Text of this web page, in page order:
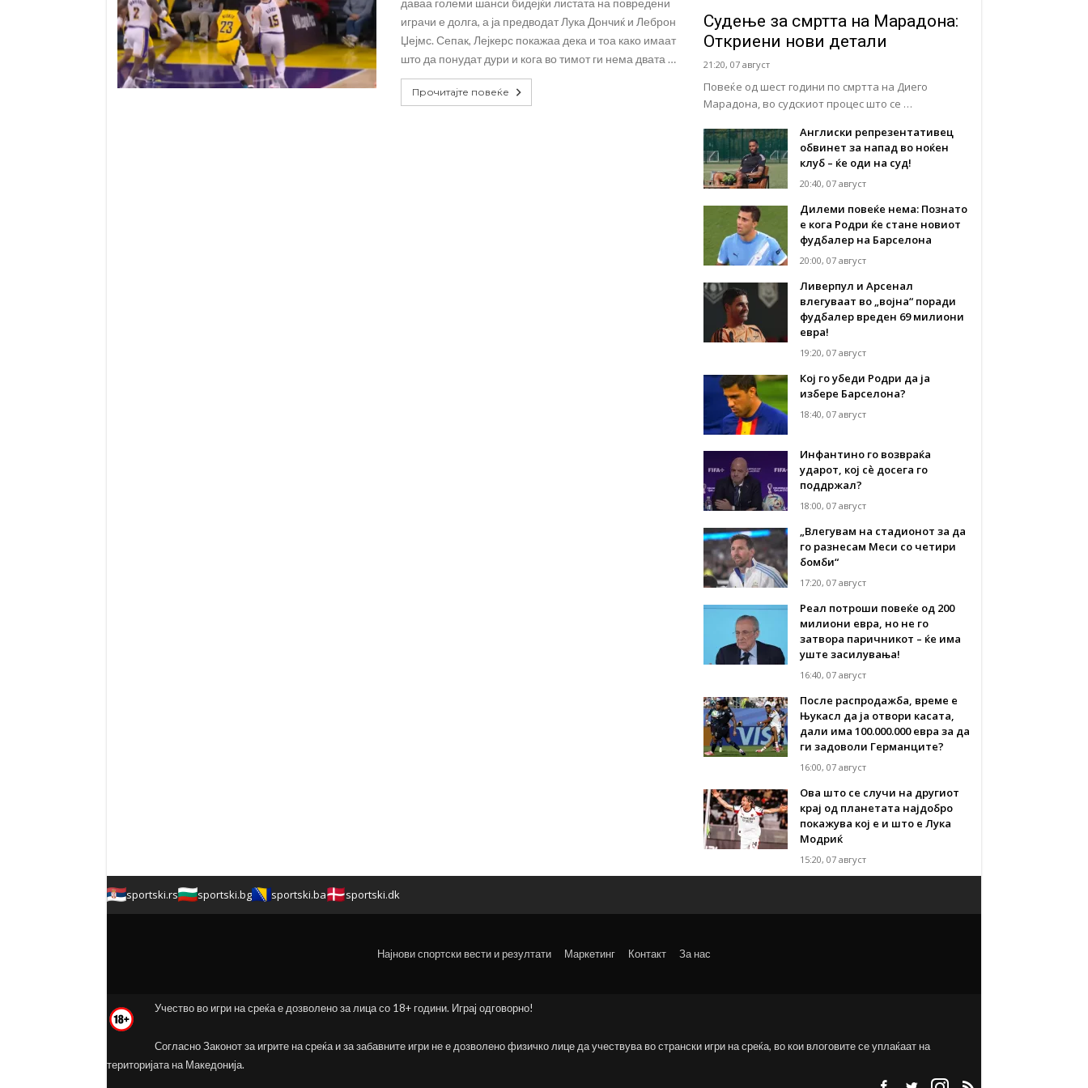
играчи е долга, а ја предводат Лука Дончиќ и Леброн
Џејмс. Сепак, Лејкерс покажаа дека и тоа како имаат
што да понудат дури и кога во тимот ги нема двата …
Прочитајте повеќе
Судење за смртта на Марадона:
Откриени нови детали
21:20, 07 август
Повеќе од шест години по смртта на Диего
Марадона, во судскиот процес што се …
Англиски репрезентативец
обвинет за напад во ноќен
клуб – ќе оди на суд!
20:40, 07 август
Дилеми повеќе нема: Познато
е кога Родри ќе стане новиот
фудбалер на Барселона
20:00, 07 август
Ливерпул и Арсенал
влегуваат во „војна“ поради
фудбалер вреден 69 милиони
евра!
19:20, 07 август
Кој го убеди Родри да ја
избере Барселона?
18:40, 07 август
Инфантино го возвраќа
ударот, кој сè досега го
поддржал?
18:00, 07 август
„Влегувам на стадионот за да
го разнесам Меси со четири
бомби“
17:20, 07 август
Реал потроши повеќе од 200
милиони евра, но не го
затвора паричникот – ќе има
уште засилувања!
16:40, 07 август
После распродажба, време е
Њукасл да ја отвори касата,
дали има 100.000.000 евра за да
ги задоволи Германците?
16:00, 07 август
Ова што се случи на другиот
крај од планетата најдобро
покажува кој е и што е Лука
Модриќ
15:20, 07 август
sportski.rs sportski.bg sportski.ba sportski.dk
Најнови спортски вести и резултати Маркетинг Контакт За нас
Учество во игри на среќа е дозволено за лица со 18+ години. Играј одговорно!
Согласно Законот за игрите на среќа и за забавните игри не е дозволено физичко лице да учествува во странски игри на среќа, во кои влоговите се уплаќаат на
територијата на Македонија.